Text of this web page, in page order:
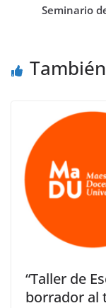
Seminario
“Taller de
borrador al